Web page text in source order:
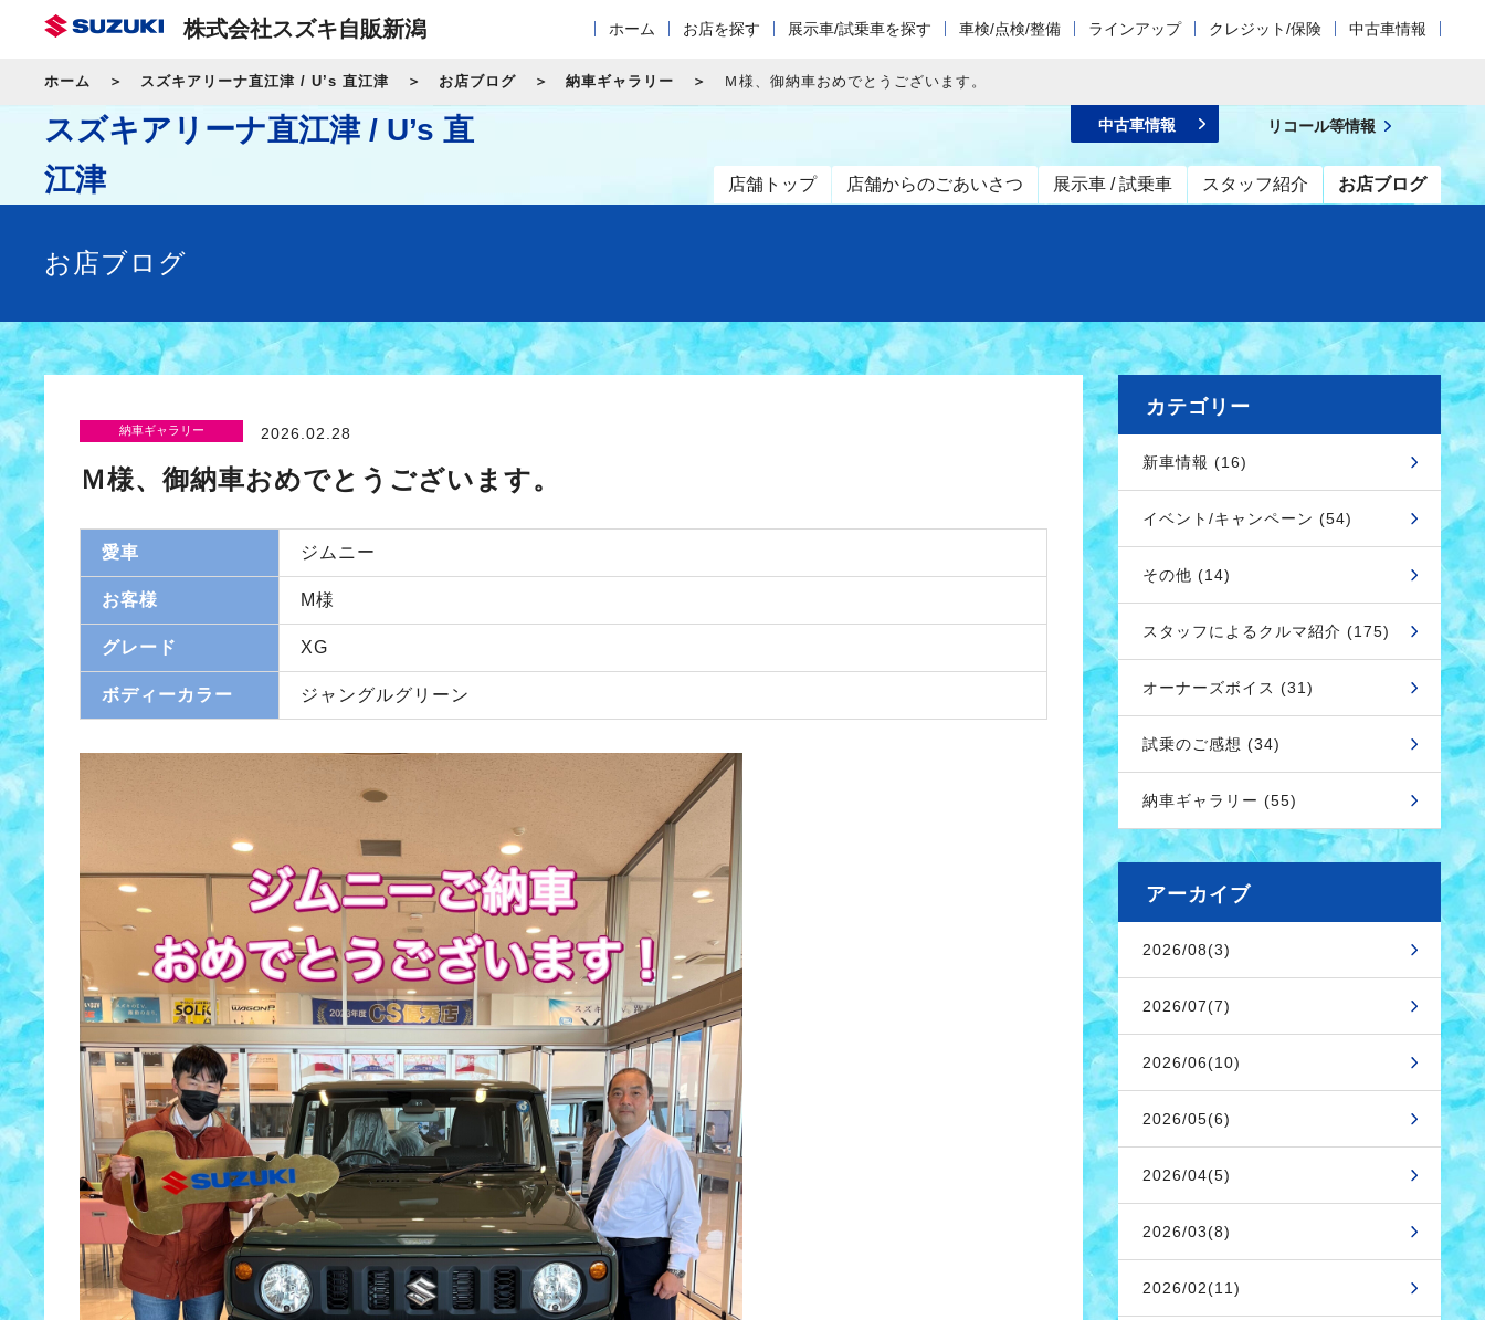
株式会社スズキ自販新潟 ホーム お店を探す 展示車/試乗車を探す 車検/点検/整備 ラインアップ クレジット/保険 中古車情報
ホーム スズキアリーナ直江津 / U’s 直江津 お店ブログ 納車ギャラリー Ｍ様、御納車おめでとうございます。
スズキアリーナ直江津 / U’s 直
江津
店舗トップ 店舗からのごあいさつ 展示車 / 試乗車 スタッフ紹介 お店ブログ
中古車情報 リコール等情報
お店ブログ
納車ギャラリー 2026.02.28
Ｍ様、御納車おめでとうございます。
愛車 ジムニー
お客様 M様
グレード XG
ボディーカラー ジャングルグリーン
カテゴリー
新車情報 (16)
イベント/キャンペーン (54)
その他 (14)
スタッフによるクルマ紹介 (175)
オーナーズボイス (31)
試乗のご感想 (34)
納車ギャラリー (55)
アーカイブ
2026/08(3)
2026/07(7)
2026/06(10)
2026/05(6)
2026/04(5)
2026/03(8)
2026/02(11)